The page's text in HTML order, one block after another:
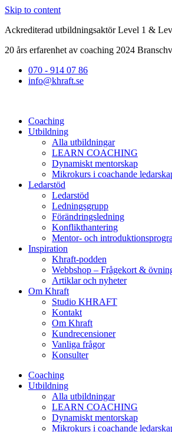
Skip to content
Ackrediterad utbildningsaktör Level 1 &
20 års erfarenhet av coaching 2024
070 - 914 07 86
info@khraft.se
Coaching
Utbildning
Alla utbildningar
LEARN COACHING
Dynamiskt mentorskap
Mikrokurs i coachande
Ledarstöd
Ledarstöd
Ledningsgrupp
Förändringsledning
Konflikthantering
Mentor- och
Inspiration
Khraft-podden
Webbshop – Frågekort &
Artiklar och nyheter
Om Khraft
Studio KHRAFT
Kontakt
Om Khraft
Kundrecensioner
Vanliga frågor
Konsulter
Coaching
Utbildning
Alla utbildningar
LEARN COACHING
Dynamiskt mentorskap
Mikrokurs i coachande